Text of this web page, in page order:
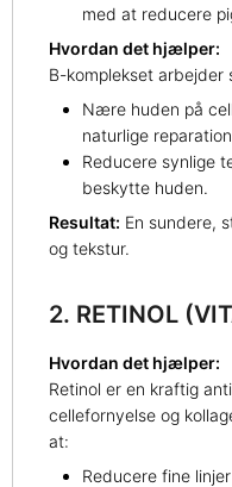
med at reducere
Hvordan det hjælper:
B-komplekset arbejder
Nære huden på
naturlige
Reducere synlige
beskytte huden.
Resultat: En sundere,
og tekstur.
2. RETINOL
Hvordan det hjælper:
Retinol er en kraftig
cellefornyelse og
at:
Reducere fine